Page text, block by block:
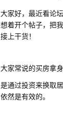
大家好，最近看论
想着开个帖子，把
接上干货！
大家常说的买房拿
是通过投资来换取
依然是有效的。